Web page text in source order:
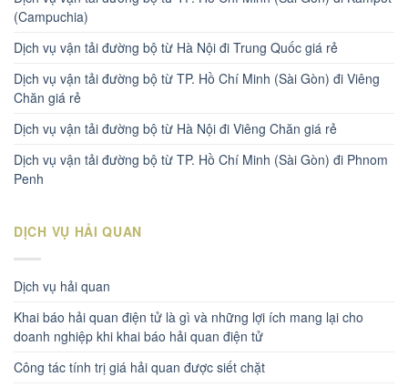
(Campuchia)
Dịch vụ vận tải đường bộ từ Hà Nội đi Trung Quốc giá rẻ
Dịch vụ vận tải đường bộ từ TP. Hồ Chí Minh (Sài Gòn) đi Viêng
Chăn giá rẻ
Dịch vụ vận tải đường bộ từ Hà Nội đi Viêng Chăn giá rẻ
Dịch vụ vận tải đường bộ từ TP. Hồ Chí Minh (Sài Gòn) đi Phnom
Penh
DỊCH VỤ HẢI QUAN
Dịch vụ hải quan
Khai báo hải quan điện tử là gì và những lợi ích mang lại cho
doanh nghiệp khi khai báo hải quan điện tử
Công tác tính trị giá hải quan được siết chặt